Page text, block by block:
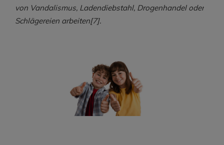
von Vandalismus, Ladendiebstahl, Drogenhandel oder
Schlägereien arbeiten[7].